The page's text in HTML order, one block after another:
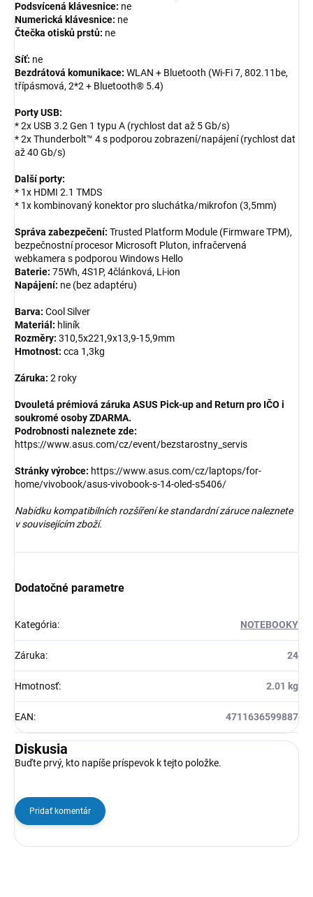
Podsvícená klávesnice: ne
Numerická klávesnice: ne
Čtečka otisků prstů: ne
Síť: ne
Bezdrátová komunikace: WLAN + Bluetooth (Wi-Fi 7, 802.11be,
třípásmová, 2*2 + Bluetooth® 5.4)
Porty USB:
* 2x USB 3.2 Gen 1 typu A (rychlost dat až 5 Gb/s)
* 2x Thunderbolt™ 4 s podporou zobrazení/napájení (rychlost dat
až 40 Gb/s)
Další porty:
* 1x HDMI 2.1 TMDS
* 1x kombinovaný konektor pro sluchátka/mikrofon (3,5mm)
Správa zabezpečení: Trusted Platform Module (Firmware TPM),
bezpečnostní procesor Microsoft Pluton, infračervená
webkamera s podporou Windows Hello
Baterie: 75Wh, 4S1P, 4článková, Li-ion
Napájení: ne (bez adaptéru)
Barva: Cool Silver
Materiál: hliník
Rozměry: 310,5x221,9x13,9-15,9mm
Hmotnost: cca 1,3kg
Záruka: 2 roky
Dvouletá prémiová záruka ASUS Pick-up and Return pro IČO i
soukromé osoby ZDARMA.
Podrobnosti naleznete zde:
https://www.asus.com/cz/event/bezstarostny_servis
Stránky výrobce: https://www.asus.com/cz/laptops/for-
home/vivobook/asus-vivobook-s-14-oled-s5406/
Nabídku kompatibilních rozšíření ke standardní záruce naleznete
v souvisejícím zboží.
Dodatočné parametre
Kategória: NOTEBOOKY
Záruka: 24
Hmotnosť: 2.01 kg
EAN: 4711636599887
Diskusia
Buďte prvý, kto napíše príspevok k tejto položke.
Pridať komentár